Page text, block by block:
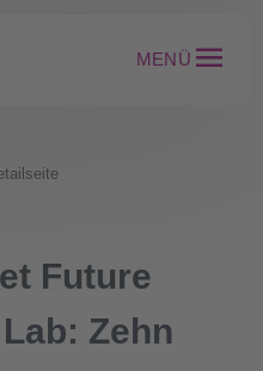
MENÜ
Future
Zehn